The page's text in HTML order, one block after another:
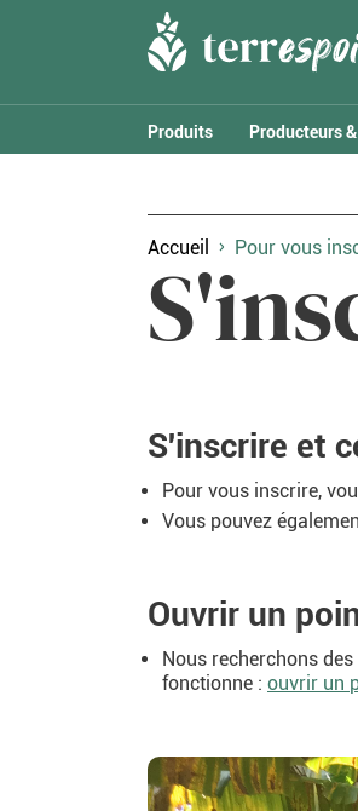
Produits Producteurs
Accueil Pour vous
S'inscrire et
Pour vous inscrire,
Vous pouvez
Ouvrir un
Nous recherchons
fonctionne : ouvrir un